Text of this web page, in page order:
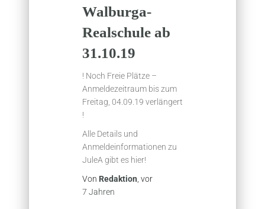
Walburga-
Realschule ab
31.10.19
! Noch Freie Plätze –
Anmeldezeitraum bis zum
Freitag, 04.09.19 verlängert
!
Alle Details und
Anmeldeinformationen zu
JuleA gibt es hier!
Von Redaktion, vor
7 Jahren